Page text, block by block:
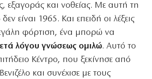
εξαγοράς και νοθείας. Με αυτή τη
είναι 1965. Και επειδή οι λέξεις
φόρτιση, ένα μπορώ να
λόγου γνώσεως ομιλώ. Αυτό το
Κέντρο, που ξεκίνησε από
και συνέχισε με τους